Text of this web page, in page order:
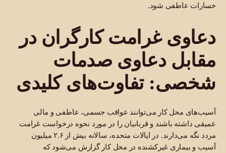
خسارات عاطفی شود.
دعاوی غرامت کارگران در
مقابل دعاوی صدمات
شخصی: تفاوت‌های کلیدی
آسیب‌های محل کار می‌توانند عواقب جسمی، عاطفی و مالی
عمیقی داشته باشند و قربانیان را در مورد نحوه درخواست غرامت
مردد نگه می‌دارند. در ایالات متحده، سالانه بیش از ۲.۶ میلیون
آسیب و بیماری غیرکشنده در محل کار گزارش می‌شود که